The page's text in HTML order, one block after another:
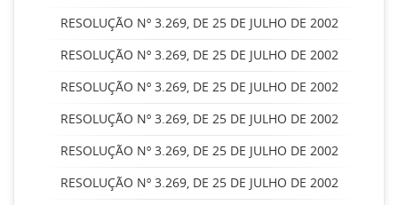
RESOLUÇÃO Nº 3.269, DE 25 DE JULHO DE 2002
RESOLUÇÃO Nº 3.269, DE 25 DE JULHO DE 2002
RESOLUÇÃO Nº 3.269, DE 25 DE JULHO DE 2002
RESOLUÇÃO Nº 3.269, DE 25 DE JULHO DE 2002
RESOLUÇÃO Nº 3.269, DE 25 DE JULHO DE 2002
RESOLUÇÃO Nº 3.269, DE 25 DE JULHO DE 2002